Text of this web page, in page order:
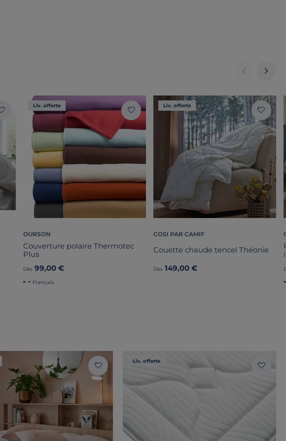
Liv. offerte
OURSON
Couverture polaire Thermotec
Plus
Dès 99,00 €
Français
Liv. offerte
COSI PAR CAMIF
Couette chaude tencel Théonie
Dès 149,00 €
Liv. offerte